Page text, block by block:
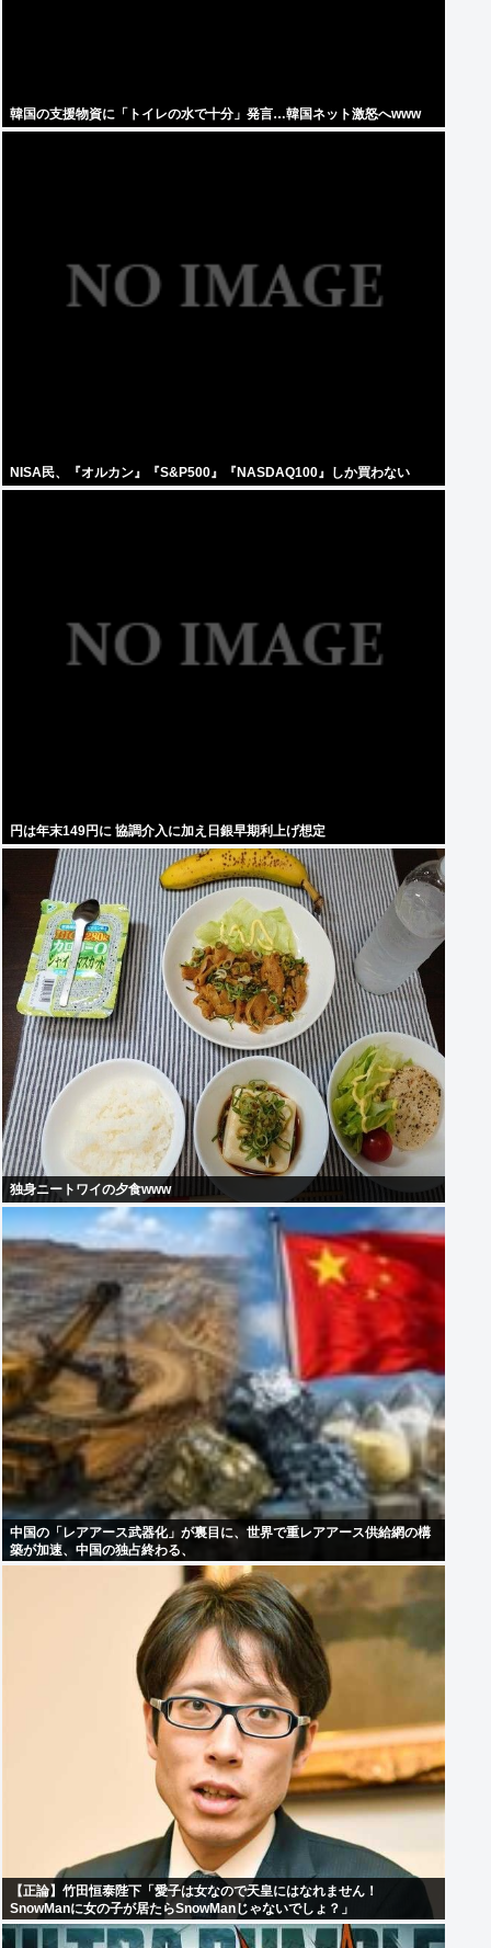
韓国の支援物資に「トイレの水で十分」発言…韓国ネット激怒へwww
NISA民、『オルカン』『S&P500』『NASDAQ100』しか買わない
円は年末149円に 協調介入に加え日銀早期利上げ想定
独身ニートワイの夕食www
中国の「レアアース武器化」が裏目に、世界で重レアアース供給網の構
築が加速、中国の独占終わる、
【正論】竹田恒泰陛下「愛子は女なので天皇にはなれません！
SnowManに女の子が居たらSnowManじゃないでしょ？」